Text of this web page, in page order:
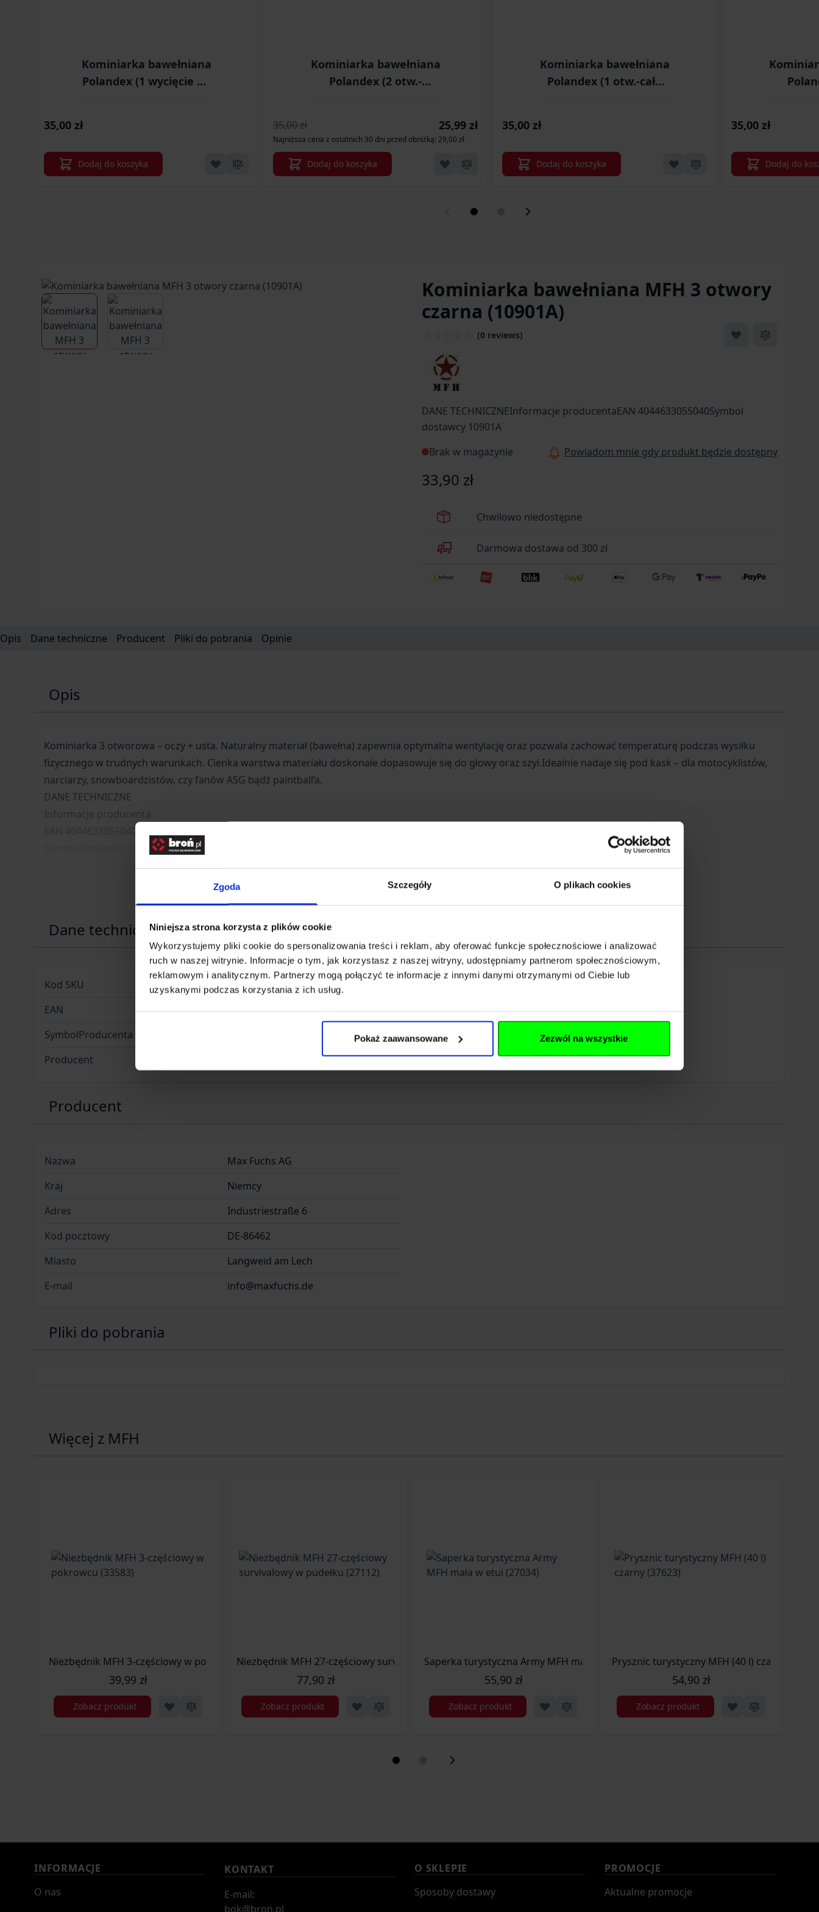
Zgoda Szczegóły O plikach cookies
Niniejsza strona korzysta z plików cookie
Wykorzystujemy pliki cookie do spersonalizowania treści i reklam, aby oferować funkcje społecznościowe i analizować
ruch w naszej witrynie. Informacje o tym, jak korzystasz z naszej witryny, udostępniamy partnerom społecznościowym,
reklamowym i analitycznym. Partnerzy mogą połączyć te informacje z innymi danymi otrzymanymi od Ciebie lub
uzyskanymi podczas korzystania z ich usług.
Pokaż zaawansowane Zezwól na wszystkie
Kominiarka bawełniana
Polandex (1 wycięcie na
35,00 zł
Dodaj do koszyka
Kominiarka bawełniana
Polandex (2 otw.-
35,00 zł Cena promocyjna
25,99 zł
Najniższa cena z ostatnich 30 dni przed obniżką: 29,00 zł
Dodaj do koszyka
Kominiarka bawełniana
Polandex (1 otw.-cała
35,00 zł
Dodaj do koszyka
35,00 zł
Dodaj do
Kominiarka bawełniana MFH 3 otwory
czarna (10901A)
(0 reviews)
View larger image
DANE TECHNICZNEInformacje producentaEAN 4044633055040Symbol
dostawcy 10901A
Brak w magazynie
Powiadom mnie gdy produkt będzie dostępny
33,90 zł
Chwilowo niedostępne
Darmowa dostawa od 300 zł
Opis Dane techniczne Producent Pliki do pobrania Opinie
Opis
Kominiarka 3 otworowa – oczy + usta. Naturalny materiał (bawełna) zapewnia optymalna wentylację oraz pozwala zachować temperaturę podczas wysiłku
fizycznego w trudnych warunkach. Cienka warstwa materiału doskonale dopasowuje się do głowy oraz szyi.Idealnie nadaje się pod kask – dla motocyklistów,
narciarzy, snowboardzistów, czy fanów ASG bądź paintball’a.
DANE TECHNICZNE
Informacje producenta
Symbol dostawcy 10901A
Rozwiń opis
Dane techniczne
Kod SKU
KOL.082-170
EAN
4044633055040
SymbolProducenta
Producent
Producent
Nazwa
Max Fuchs AG
Kraj
Niemcy
Adres
Industriestraße 6
Kod pocztowy
DE-86462
Miasto
Langweid am Lech
E-mail
info@maxfuchs.de
Pliki do pobrania
Więcej z MFH
Niezbędnik MFH 3-częściowy w pokrowcu (33583)
39,99 zł
Zobacz produkt
Niezbędnik MFH 27-częściowy survivalowy w pudełku (27112)
77,90 zł
Zobacz produkt
Saperka turystyczna Army MFH mała w etui (27034)
55,90 zł
Zobacz produkt
Prysznic turystyczny MFH (40 l) czarny
54,90 zł
Zobacz produkt
INFORMACJE
O nas
KONTAKT
E-mail:
bok@bron.pl
O SKLEPIE
Sposoby dostawy
PROMOCJE
Aktualne promocje